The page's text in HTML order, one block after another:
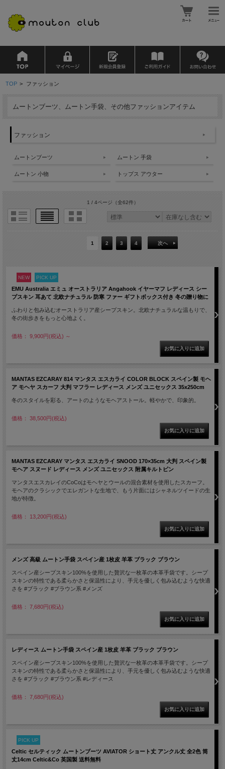
TOP > ファッション
ムートンブーツ、ムートン手袋、その他ファッションアイテム
ファッション
ムートンブーツ
ムートン 小物
ムートン 手袋
トップス アウター
1 / 4ページ（全62件）
1 2 3 4 次へ
NEW PICK UP
EMU Australia エミュ オーストラリア Angahook イヤーマフ レディース シー
プスキン 耳あて 北欧ナチュラル 防寒 ファー ギフトボックス付き 冬の贈り物に
ふわりと包み込むオーストラリア産シープスキン。北欧ナチュラルな温もりで、
冬の街歩きをもっと心地よく。
価格： 9,900円(税込) ～
MANTAS EZCARAY 814 マンタス エスカライ COLOR BLOCK スペイン製 モヘ
ア モヘヤ スカーフ 大判 マフラー レディース メンズ ユニセックス 35x250cm
冬のスタイルを彩る、アートのようなモヘアストール。軽やかで、印象的。
価格： 38,500円(税込)
MANTAS EZCARAY マンタス エスカライ SNOOD 170×35cm 大判 スペイン製
モヘア スヌード レディース メンズ ユニセックス 附属キルトピン
マンタスエスカレイのCoCoはモヘヤとウールの混合素材を使用したスカーフ。
モヘアのクラシックでエレガントな生地で、もう片面にはシャネルツイードの生
地が特徴。
価格： 13,200円(税込)
メンズ 高級 ムートン手袋 スペイン産 1枚皮 羊革 ブラック ブラウン
スペイン産シープスキン100%を使用した贅沢な一枚革の本革手袋です。シープ
スキンの特性である柔らかさと保温性により、手元を優しく包み込むような快適
さを #ブラック #ブラウン系 #メンズ
価格： 7,680円(税込)
レディース ムートン手袋 スペイン産 1枚皮 羊革 ブラック ブラウン
スペイン産シープスキン100%を使用した贅沢な一枚革の本革手袋です。シープ
スキンの特性である柔らかさと保温性により、手元を優しく包み込むような快適
さを #ブラック #ブラウン系 #レディース
価格： 7,680円(税込)
PICK UP
Celtic セルティック ムートンブーツ AVIATOR ショート丈 アンクル丈 全2色 筒
丈14cm Celtic&Co 英国製 送料無料